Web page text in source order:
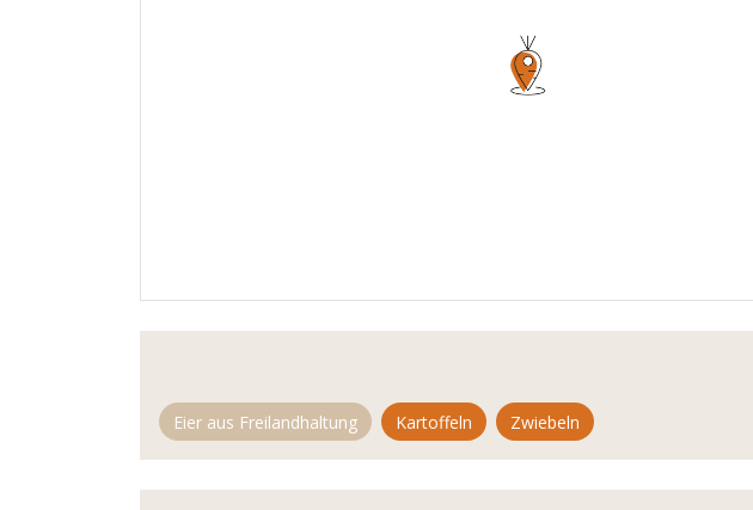
Eier aus Freilandhaltung Kartoffeln Zwiebeln